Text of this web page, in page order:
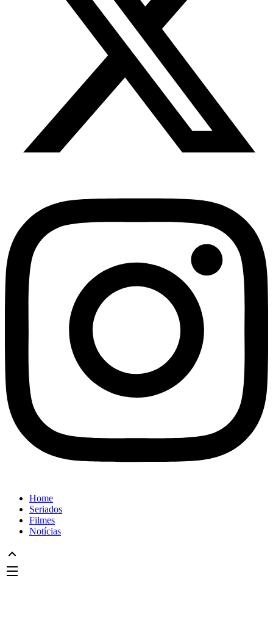
Home
Seriados
Filmes
Notícias